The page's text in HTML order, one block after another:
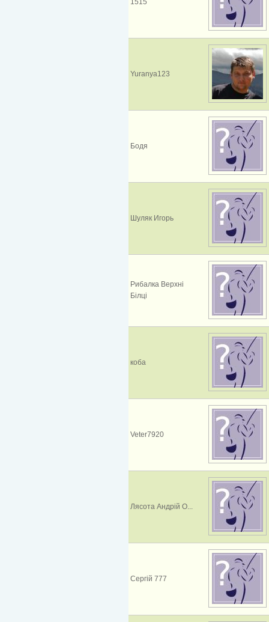
1515
Yuranya123
Бодя
Шуляк Игорь
Рибалка Верхні
Білці
коба
Veter7920
Лясота Андрій О...
Сергій 777